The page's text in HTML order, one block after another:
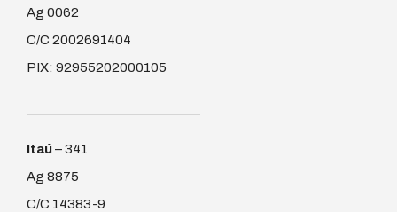
Ag 0062
C/C 2002691404
PIX: 92955202000105
Itaú– 341
Ag 8875
C/C 14383-9